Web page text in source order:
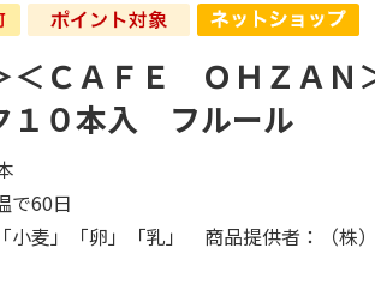
＜ＣＡＦＥ ＯＨＺＡＮ
１０本入 フルール
で60日
小麦」「卵」「乳」 商品提供者：（株